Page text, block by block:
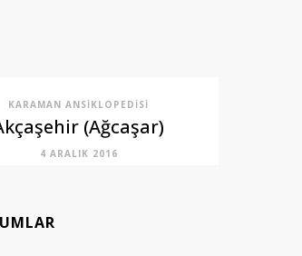
KARAMAN ANSIKLOPEDISI
(Ağcaşar)
4 ARALIK 2016